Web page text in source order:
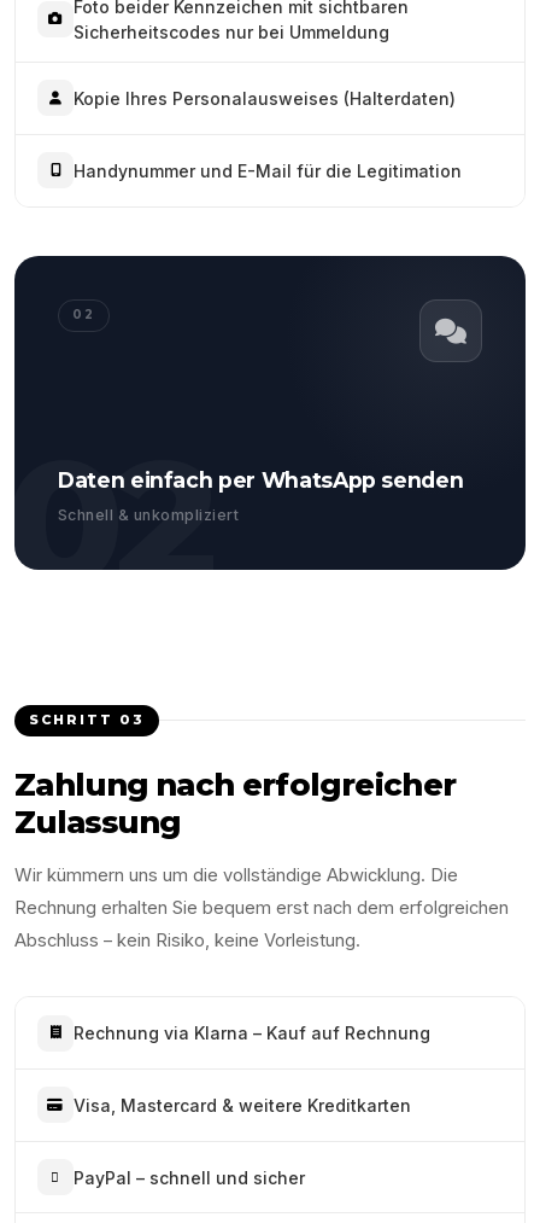
Foto beider Kennzeichen mit sichtbaren
Sicherheitscodes nur bei Ummeldung
Kopie Ihres Personalausweises (Halterdaten)
Handynummer und E-Mail für die Legitimation
02
02
Daten einfach per WhatsApp senden
Schnell & unkompliziert
SCHRITT 03
Zahlung nach erfolgreicher
Zulassung
Wir kümmern uns um die vollständige Abwicklung. Die
Rechnung erhalten Sie bequem erst nach dem erfolgreichen
Abschluss – kein Risiko, keine Vorleistung.
Rechnung via Klarna – Kauf auf Rechnung
Visa, Mastercard & weitere Kreditkarten
PayPal – schnell und sicher